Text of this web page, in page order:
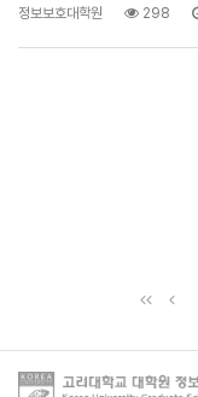
정보보호대학원 298